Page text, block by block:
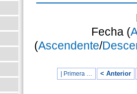
Fecha (
(Ascendente/
| Primera … < Anterior